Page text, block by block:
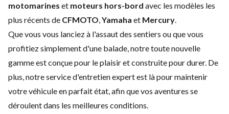
motomarines et moteurs hors-bord avec les modèles les
plus récents de CFMOTO,Yamaha et Mercury.
Que vous vous lanciez à l'assaut des sentiers ou que vous
profitiez simplement d'une balade, notre toute nouvelle
gamme est conçue pour le plaisir et construite pour durer. De
plus, notre service d'entretien expertest là pour maintenir
votre véhicule en parfait état, afin que vos aventures se
déroulent dans les meilleures conditions.